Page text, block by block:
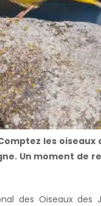
les
Un moment de
des Oiseaux des